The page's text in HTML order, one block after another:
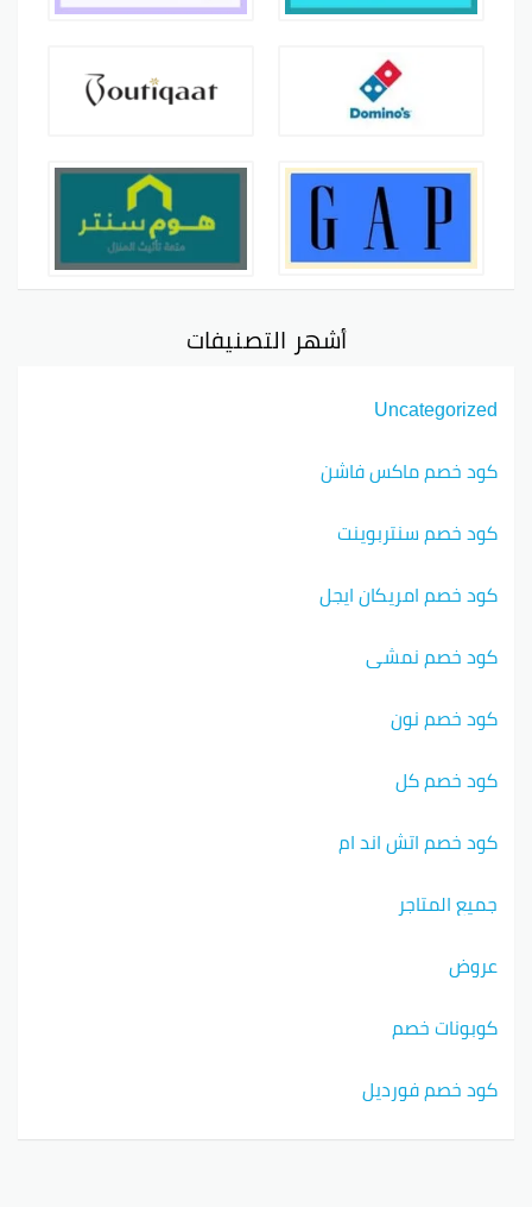
أشهر التصنيفات
Uncategorized
كود خصم ماكس فاشن
كود خصم سنتربوينت
كود خصم امريكان ايجل
كود خصم نمشي
كود خصم نون
كود خصم كل
كود خصم اتش اند ام
جميع المتاجر
عروض
كوبونات خصم
كود خصم فورديل